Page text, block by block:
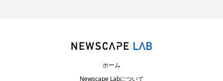
ホーム
Newscape Labについて